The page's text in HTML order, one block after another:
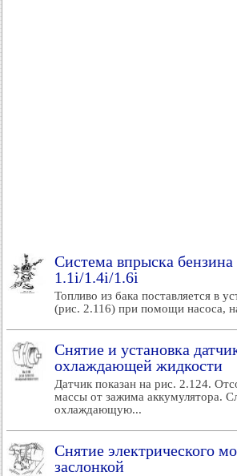
Система впрыска бензина
1.1i/1.4i/1.6i
Топливо из бака поставляется в
(рис. 2.116) при помощи насоса,
Снятие и установка
охлаждающей жидкости
Датчик показан на рис. 2.124.
массы от зажима аккумулятора.
охлаждающую...
Снятие электрического
заслонкой